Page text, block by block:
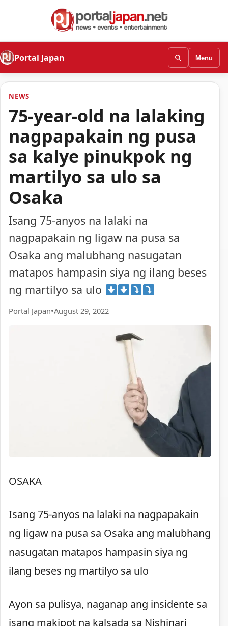
Portal Japan Menu
NEWS
75-year-old na lalaking
nagpapakain ng pusa
sa kalye pinukpok ng
martilyo sa ulo sa
Osaka
Isang 75-anyos na lalaki na
nagpapakain ng ligaw na pusa sa
Osaka ang malubhang nasugatan
matapos hampasin siya ng ilang beses
ng martilyo sa ulo
Portal Japan•August 29, 2022
OSAKA
Isang 75-anyos na lalaki na nagpapakain
ng ligaw na pusa sa Osaka ang malubhang
nasugatan matapos hampasin siya ng
ilang beses ng martilyo sa ulo
Ayon sa pulisya, naganap ang insidente sa
isang makipot na kalsada sa Nishinari